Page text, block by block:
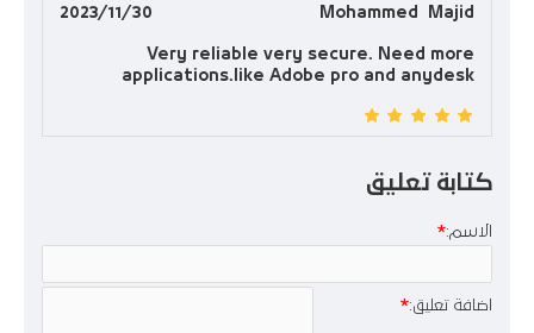
Mohammed Majid
2023/11/30
Very reliable very secure. Need more
applications.like Adobe pro and anydesk
كتابة تعليق
الاسم:
اضافة تعليق: